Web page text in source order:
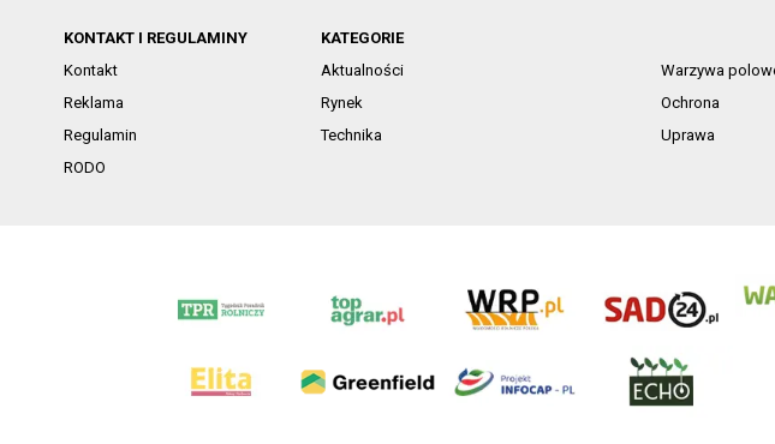
KONTAKT I REGULAMINY
Kontakt
Reklama
Regulamin
RODO
KATEGORIE
Aktualności
Warzywa
Rynek
Ochrona
Technika
Uprawa